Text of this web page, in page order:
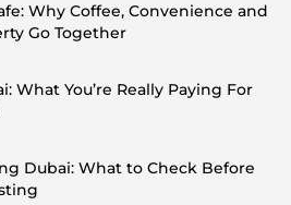
Why Coffee, Convenience and
Go Together
What You’re Really Paying For
Dubai: What to Check Before